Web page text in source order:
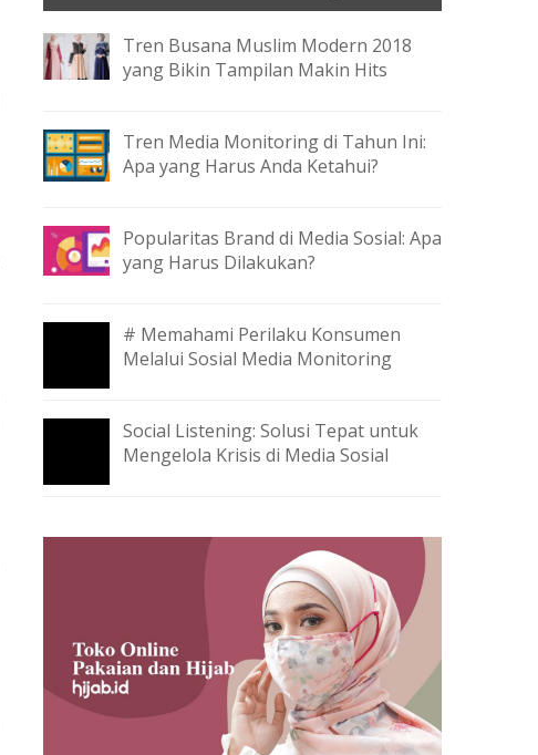
Tren Busana Muslim Modern 2018
yang Bikin Tampilan Makin Hits
Tren Media Monitoring di Tahun Ini:
Apa yang Harus Anda Ketahui?
Popularitas Brand di Media Sosial: Apa
yang Harus Dilakukan?
# Memahami Perilaku Konsumen
Melalui Sosial Media Monitoring
Social Listening: Solusi Tepat untuk
Mengelola Krisis di Media Sosial